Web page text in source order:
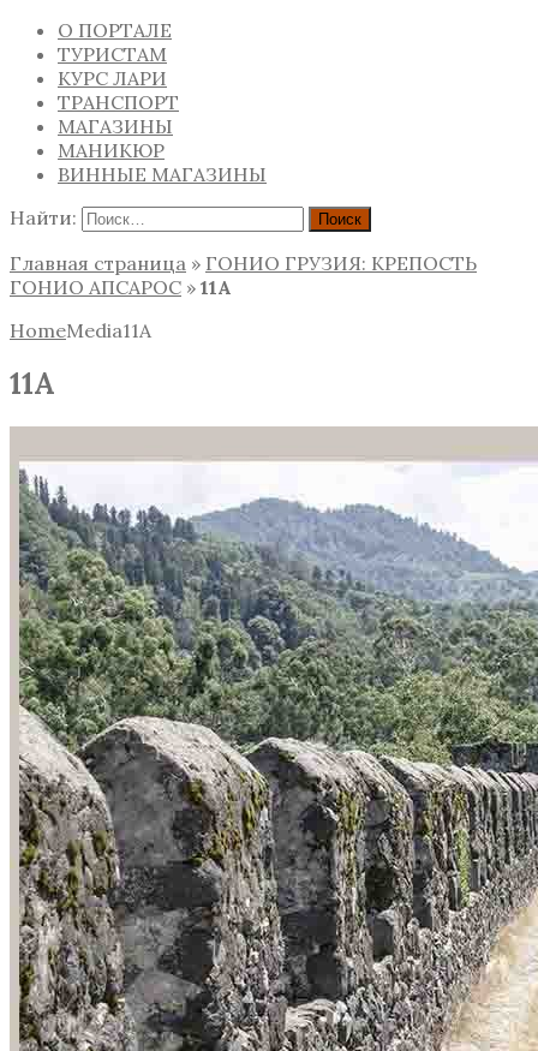
О ПОРТАЛЕ
ТУРИСТАМ
КУРС ЛАРИ
ТРАНСПОРТ
МАГАЗИНЫ
МАНИКЮР
ВИННЫЕ МАГАЗИНЫ
Найти:
Главная страница » ГОНИО ГРУЗИЯ: КРЕПОСТЬ
ГОНИО АПСАРОС » 11A
HomeMedia11A
11A